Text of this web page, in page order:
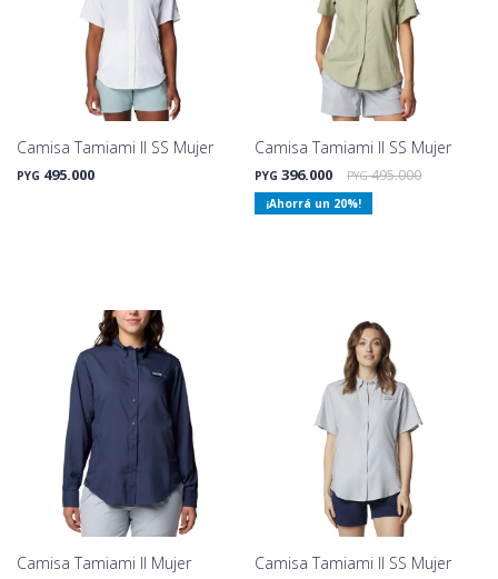
Camisa Tamiami II SS Mujer
PYG 495.000
Camisa Tamiami II SS Mujer
PYG 396.000 PYG 495.000
20
Camisa Tamiami II Mujer Camisa Tamiami II SS Mujer